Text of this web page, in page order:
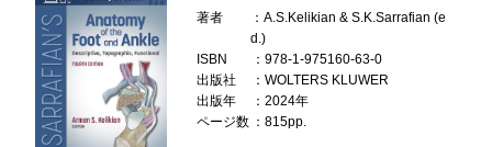
著者
：A.S.Kelikian & S.K.Sarrafian (e
d.)
ISBN
：978-1-975160-63-0
出版社
：WOLTERS KLUWER
出版年
：2024年
ページ数 ：815pp.